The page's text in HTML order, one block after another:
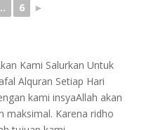
6 ►
Kami Salurkan Untuk
Alquran Setiap Hari
kami insyaAllah akan
maksimal. Karena ridho